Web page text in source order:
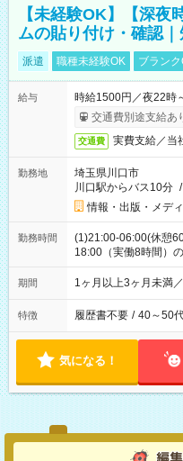
【未経験OK】【深夜
ムの貼り付け・確認｜
派遣 職種未経験OK ブラン
給与
時給1500円／夜22時
交通費別途支給あ
交通費 実費支給／当
勤務地
埼玉県川口市
川口駅からバス10分 /
情報・出版・メデ
勤務時間
(1)21:00-06:00(休憩
18:00（実働8時間）
期間 1ヶ月以上3ヶ月未満
特徴 履歴書不要 / 40～50
気になる！